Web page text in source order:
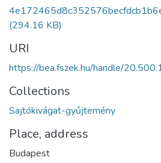
(294.16 KB)
URI
https://bea.fszek.hu/handle/
Collections
Sajtókivágat-gyűjtemény
Place, address
Budapest